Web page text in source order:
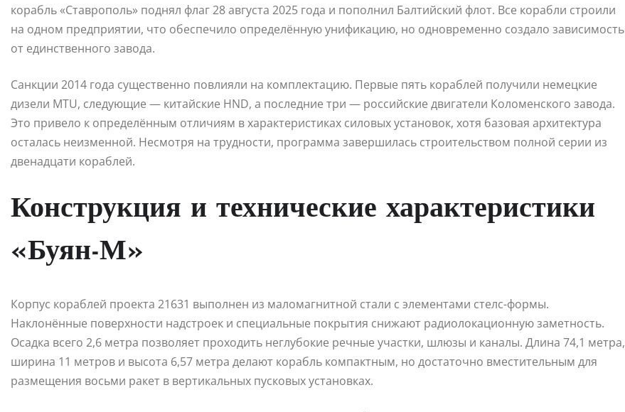
корабль «Ставрополь» поднял флаг 28 августа 2025 года и пополнил Балтийский флот. Все корабли строили
на одном предприятии, что обеспечило определённую унификацию, но одновременно создало зависимость
от единственного завода.
Санкции 2014 года существенно повлияли на комплектацию. Первые пять кораблей получили немецкие
дизели MTU, следующие — китайские HND, а последние три — российские двигатели Коломенского завода.
Это привело к определённым отличиям в характеристиках силовых установок, хотя базовая архитектура
осталась неизменной. Несмотря на трудности, программа завершилась строительством полной серии из
двенадцати кораблей.
Конструкция и технические характеристики
«Буян-М»
Корпус кораблей проекта 21631 выполнен из маломагнитной стали с элементами стелс-формы.
Наклонённые поверхности надстроек и специальные покрытия снижают радиолокационную заметность.
Осадка всего 2,6 метра позволяет проходить неглубокие речные участки, шлюзы и каналы. Длина 74,1 метра,
ширина 11 метров и высота 6,57 метра делают корабль компактным, но достаточно вместительным для
размещения восьми ракет в вертикальных пусковых установках.